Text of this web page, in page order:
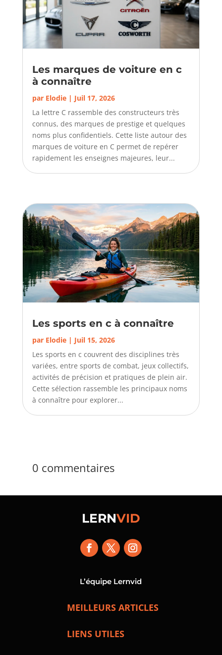
Les marques de voiture en c
à connaître
par Elodie| Juil 17, 2026
La lettre C rassemble des constructeurs très
connus, des marques de prestige et quelques
noms plus confidentiels. Cette liste autour des
marques de voiture en C permet de repérer
rapidement les enseignes majeures, leur...
Les sports en c à connaître
par Elodie| Juil 15, 2026
Les sports en c couvrent des disciplines très
variées, entre sports de combat, jeux collectifs,
activités de précision et pratiques de plein air.
Cette sélection rassemble les principaux noms
à connaître pour explorer...
0 commentaires
LERNVID
L’équipe Lernvid
MEILLEURS ARTICLES
LIENS UTILES